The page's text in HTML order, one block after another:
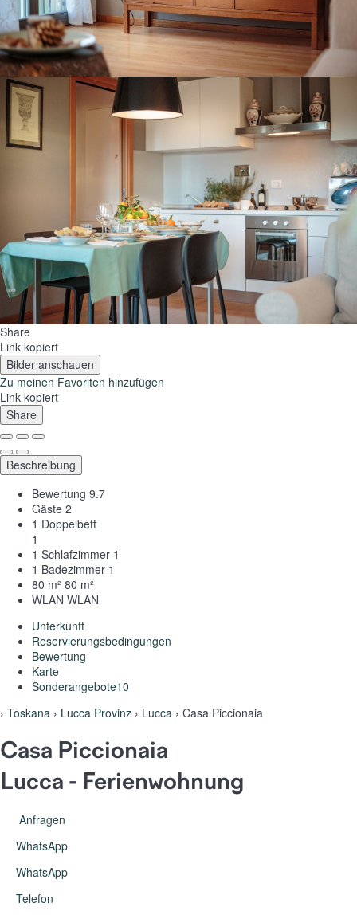
Share
Link kopiert
Bilder anschauen
Zu meinen Favoriten hinzufügen
Link kopiert
Share
Beschreibung
Bewertung 9.7
Gäste 2
1 Doppelbett
1
1 Schlafzimmer 1
1 Badezimmer 1
80 m² 80 m²
WLAN WLAN
Unterkunft
Reservierungsbedingungen
Bewertung
Karte
Sonderangebote10
› Toskana › Lucca Provinz › Lucca › Casa Piccionaia
Casa Piccionaia
Lucca - Ferienwohnung
Anfragen
WhatsApp
WhatsApp
Telefon